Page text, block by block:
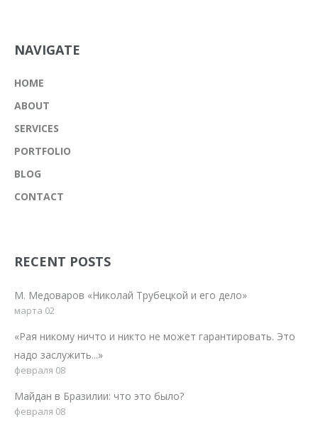
NAVIGATE
HOME
ABOUT
SERVICES
PORTFOLIO
BLOG
CONTACT
RECENT POSTS
М. Медоваров «Николай Трубецкой и его дело»
марта 02
«Рая никому ничто и никто не может гарантировать. Это
надо заслужить...»
февраля 08
Майдан в Бразилии: что это было?
февраля 08